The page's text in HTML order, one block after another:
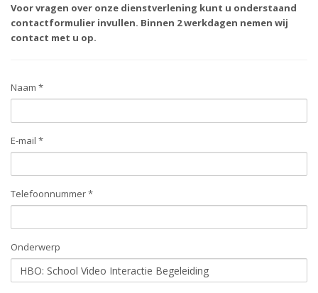
Voor vragen over onze dienstverlening kunt u onderstaand
contactformulier invullen. Binnen 2 werkdagen nemen wij
contact met u op.
Naam *
E-mail *
Telefoonnummer *
Onderwerp